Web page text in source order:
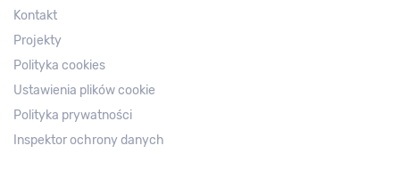
Kontakt
Projekty
Polityka cookies
Ustawienia plików cookie
Polityka prywatności
Inspektor ochrony danych